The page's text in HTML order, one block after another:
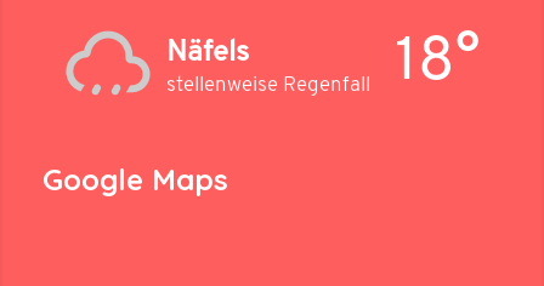
Näfels
stellenweise Regenfall 18°
Google Maps